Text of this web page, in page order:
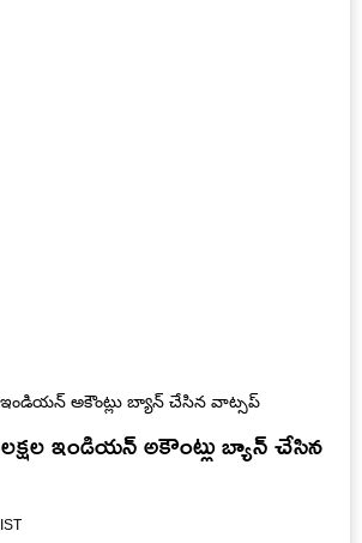
ఇండియన్ అకౌంట్లు బ్యాన్ చేసిన